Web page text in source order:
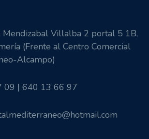
Mendizabal Villalba 2 portal 5 1B,
(Frente al Centro Comercial
Alcampo)
09 | 640 13 66 97